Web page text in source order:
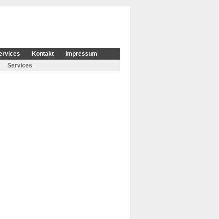
Kontakt
Impressum
Services